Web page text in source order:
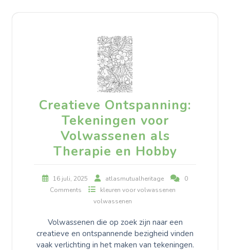
Creatieve Ontspanning:
Tekeningen voor
Volwassenen als
Therapie en Hobby
16 juli, 2025 atlasmutualheritage
0
Comments
kleuren voor volwassenen
volwassenen
Volwassenen die op zoek zijn naar een
creatieve en ontspannende bezigheid vinden
vaak verlichting in het maken van tekeningen.